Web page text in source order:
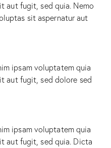
aut fugit, sed quia. Nemo
sit aspernatur aut
ipsam voluptatem quia
aut fugit, sed dolore sed
ipsam voluptatem quia
aut fugit, sed quia. Dicta